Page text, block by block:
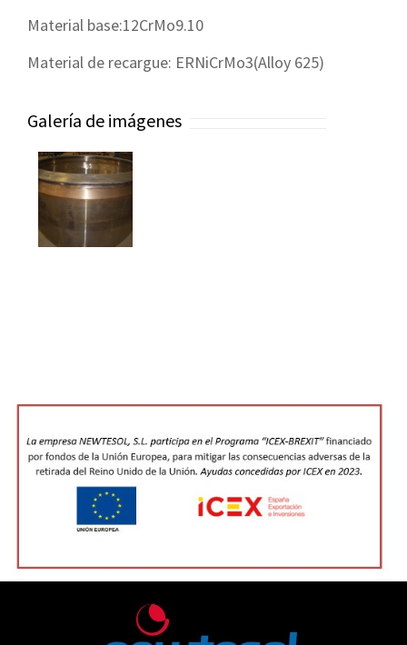
Material base:12CrMo9.10
Material de recargue: ERNiCrMo3(Alloy 625)
Galería de imágenes